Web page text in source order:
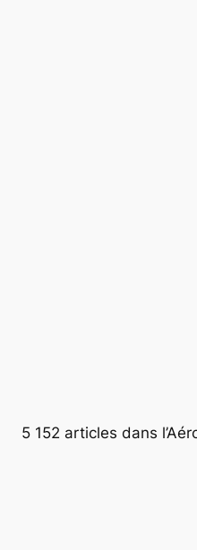
5 152 articles dans